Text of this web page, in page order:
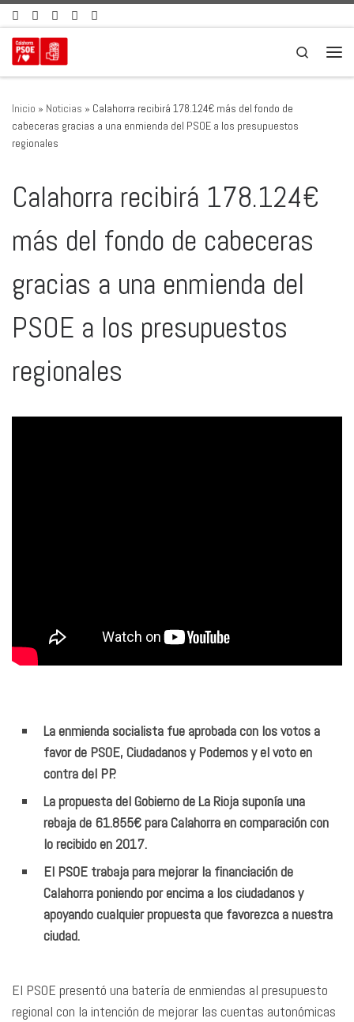
Saltar al contenido
Search
Inicio » Noticias » Calahorra recibirá 178.124€ más del fondo de
cabeceras gracias a una enmienda del PSOE a los presupuestos
regionales
Calahorra recibirá 178.124€
más del fondo de cabeceras
gracias a una enmienda del
PSOE a los presupuestos
regionales
La enmienda socialista fue aprobada con los votos a
favor de PSOE, Ciudadanos y Podemos y el voto en
contra del PP.
La propuesta del Gobierno de La Rioja suponía una
rebaja de 61.855€ para Calahorra en comparación con
lo recibido en 2017.
El PSOE trabaja para mejorar la financiación de
Calahorra poniendo por encima a los ciudadanos y
apoyando cualquier propuesta que favorezca a nuestra
ciudad.
El PSOE presentó una batería de enmiendas al presupuesto
regional con la intención de mejorar las cuentas autonómicas